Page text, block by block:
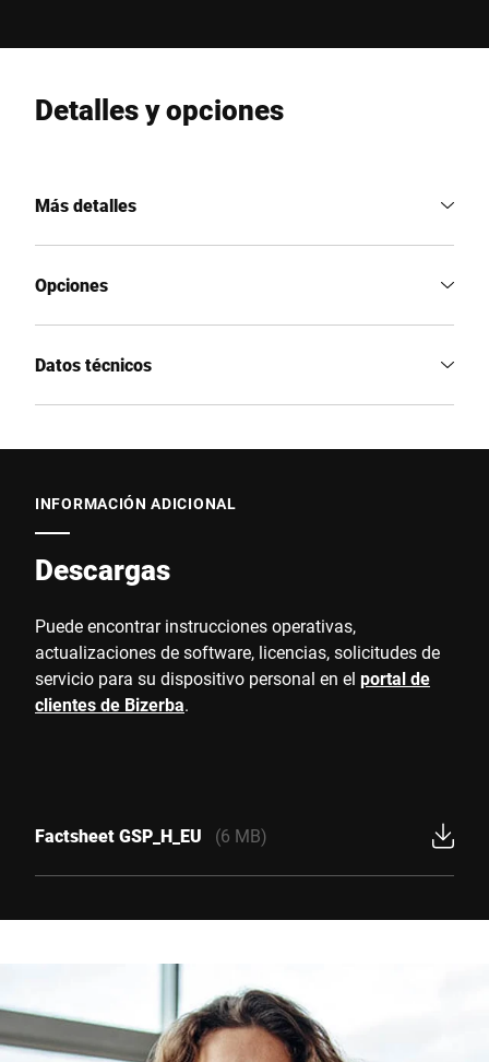
Detalles y opciones
Más detalles
Opciones
Datos técnicos
INFORMACIÓN ADICIONAL
Descargas
Puede encontrar instrucciones operativas,
actualizaciones de software, licencias, solicitudes de
servicio para su dispositivo personal en el portal de
clientes de Bizerba.
Factsheet GSP_H_EU (6 MB)